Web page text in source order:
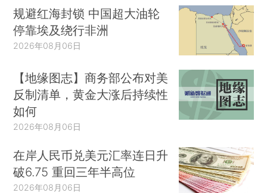
规避红海封锁 中国超大油轮
停靠埃及绕行非洲
2026年08月06日
【地缘图志】商务部公布对美
反制清单，黄金大涨后持续性
如何
2026年08月06日
在岸人民币兑美元汇率连日升
破6.75 重回三年半高位
2026年08月06日